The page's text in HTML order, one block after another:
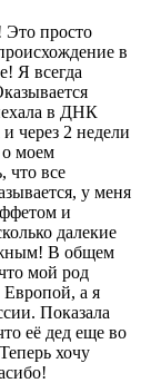
Это просто
в
Я всегда
в ДНК
через 2 недели
моем
что все
у меня
и
далекие
В общем
мой род
Европой, а я
Показала
её дед еще во
хочу